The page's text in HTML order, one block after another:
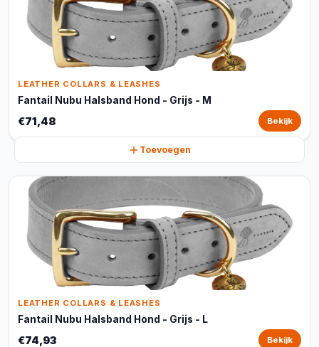
LEATHER COLLARS & LEASHES
Fantail Nubu Halsband Hond - Grijs - M
€71,48 Bekijk
Toevoegen
LEATHER COLLARS & LEASHES
Fantail Nubu Halsband Hond - Grijs - L
€74,93 Bekijk